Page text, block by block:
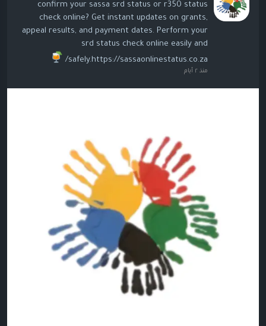
confirm your sassa srd status or r350 status
check online? Get instant updates on grants,
appeal results, and payment dates. Perform your
srd status check online easily and
safely.https://sassaonlinestatus.co.za/
منذ ٢ أيام